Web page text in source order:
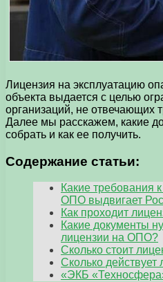
Лицензия на эксплуатацию
объекта выдается с целью
организаций, не отвечающих
Далее мы расскажем, какие
собрать и как ее получить.
Содержание статьи:
Какие требования
ОПО выдвигает
Как проходит
Какие документы
лицензии на ОПО?
Сколько стоит
Сколько
«ЭКБ